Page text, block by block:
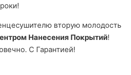
вторую молодость
Нанесения Покрытий!
С Гарантией!